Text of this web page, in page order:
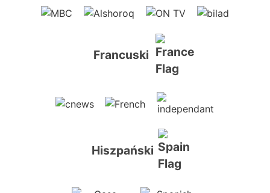
Francuski
Hiszpański